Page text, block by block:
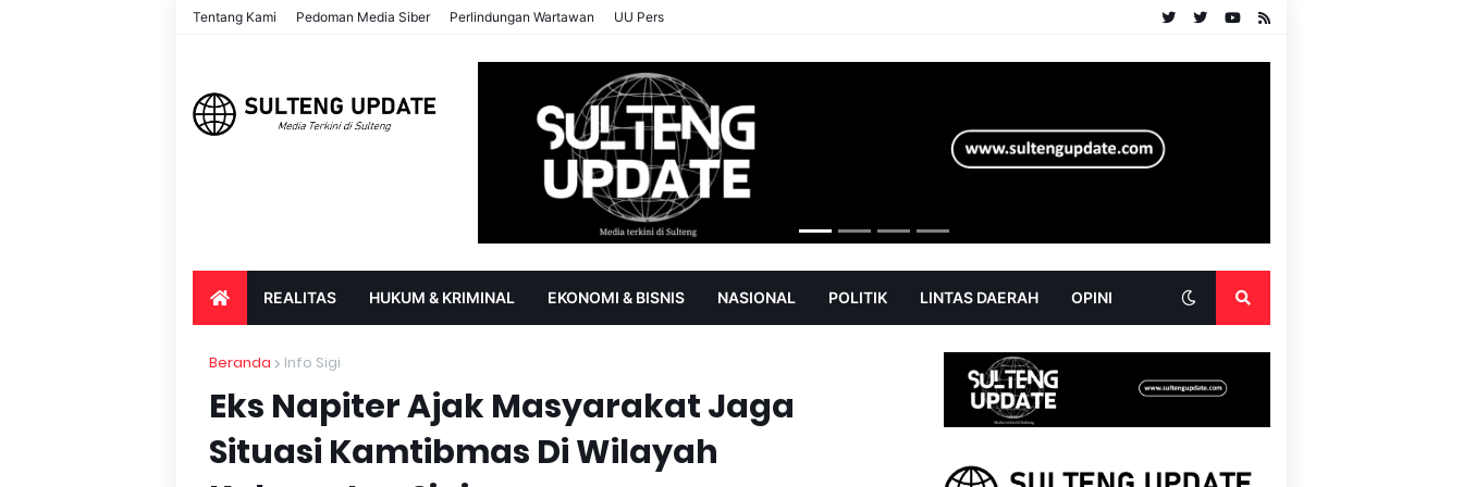
Tentang Kami Pedoman Media Siber Perlindungan Wartawan UU Pers
REALITAS HUKUM & KRIMINAL EKONOMI & BISNIS NASIONAL POLITIK LINTAS DAERAH OPINI
Beranda Info Sigi
Eks Napiter Ajak Masyarakat Jaga
Situasi Kamtibmas Di Wilayah